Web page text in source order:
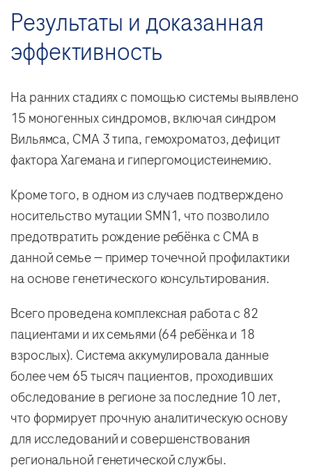
Результаты и доказанная
эффективность
На ранних стадиях с помощью системы выявлено
15 моногенных синдромов, включая синдром
Вильямса, СМА 3 типа, гемохроматоз, дефицит
фактора Хагемана и гипергомоцистеинемию.
Кроме того, в одном из случаев подтверждено
носительство мутации SMN1, что позволило
предотвратить рождение ребёнка с СМА в
данной семье — пример точечной профилактики
на основе генетического консультирования.
Всего проведена комплексная работа с 82
пациентами и их семьями (64 ребёнка и 18
взрослых). Система аккумулировала данные
более чем 65 тысяч пациентов, проходивших
обследование в регионе за последние 10 лет,
что формирует прочную аналитическую основу
для исследований и совершенствования
региональной генетической службы.